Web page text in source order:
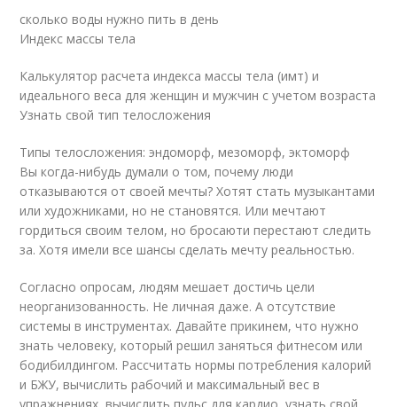
сколько воды нужно пить в день
Индекс массы тела
Калькулятор расчета индекса массы тела (имт) и
идеального веса для женщин и мужчин с учетом возраста
Узнать свой тип телосложения
Типы телосложения: эндоморф, мезоморф, эктоморф
Вы когда-нибудь думали о том, почему люди
отказываются от своей мечты? Хотят стать музыкантами
или художниками, но не становятся. Или мечтают
гордиться своим телом, но бросаюти перестают следить
за. Хотя имели все шансы сделать мечту реальностью.
Согласно опросам, людям мешает достичь цели
неорганизованность. Не личная даже. А отсутствие
системы в инструментах. Давайте прикинем, что нужно
знать человеку, который решил заняться фитнесом или
бодибилдингом. Рассчитать нормы потребления калорий
и БЖУ, вычислить рабочий и максимальный вес в